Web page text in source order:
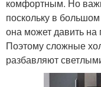
комфортным. Но
поскольку в
она может давить на
Поэтому сложные
разбавляют